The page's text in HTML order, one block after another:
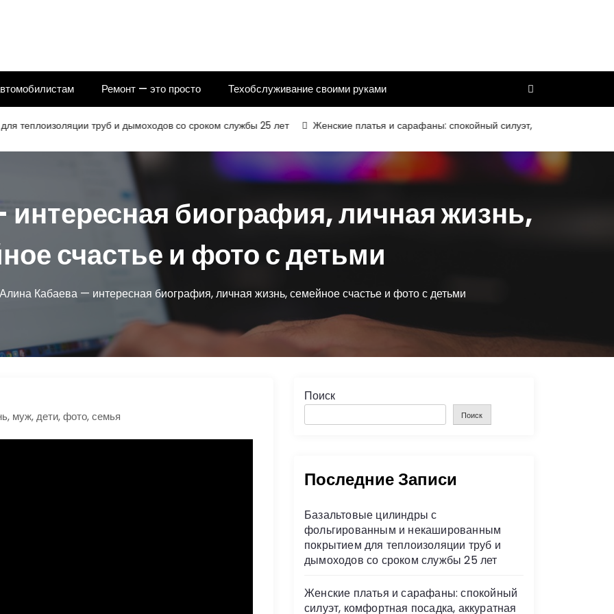
Ремонт — это просто Техобслуживание своими руками
труб и дымоходов со сроком службы 25 лет Женские платья и сарафаны: спокойный силуэт, комфортная посадка,
биография, личная жизнь,
счастье и фото с детьми
Алина Кабаева — интересная биография, личная жизнь, семейное счастье и фото с детьми
Поиск
Поиск
Последние Записи
Базальтовые цилиндры с
фольгированным и некашированным
покрытием для теплоизоляции труб и
дымоходов со сроком службы 25 лет
Женские платья и сарафаны: спокойный
силуэт, комфортная посадка, аккуратная